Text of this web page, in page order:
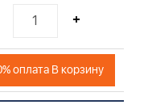
+
оплата В корзину